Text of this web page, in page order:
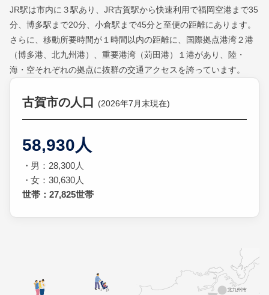
JR駅は市内に３駅あり、JR古賀駅から快速利用で福岡空港まで35
分、博多駅まで20分、小倉駅まで45分と至便の距離にあります。
さらに、移動所要時間が１時間以内の距離に、国際拠点港湾２港
（博多港、北九州港）、重要港湾（苅田港）１港があり、陸・
海・空それぞれの拠点に抜群の交通アクセスを誇っています。
古賀市の人口 (2026年7月末現在)
58,930人
男：28,300人
女：30,630人
世帯：27,825世帯